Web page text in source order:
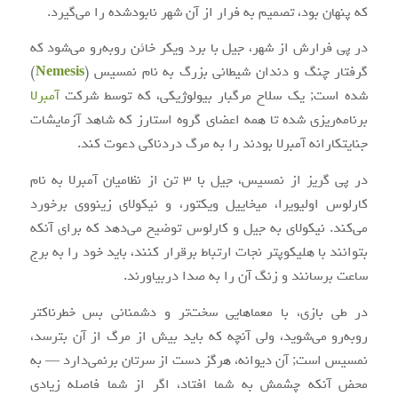
که پنهان بود، تصمیم به فرار از آن شهر نابودشده را می‌گیرد.
در پی فرارش از شهر، جیل با برد ویکر خائن روبه‌رو می‌شود که
گرفتار چنگ و دندان شیطانی بزرگ به نام نمسیس (Nemesis
)
شده است; یک سلاح مرگبار بیولوژیکی، که توسط شرکتآمبرلا
برنامه‌ریزی شده تا همه اعضای گروه استارز که شاهد آزمایشات
جنایتکارانه آمبرلا بودند را به مرگ دردناکی دعوت کند.
در پی گریز از نمسیس، جیل با ۳ تن از نظامیان آمبرلا به نام
کارلوس اولیویرا، میخاییل ویکتور، و نیکولای زینووی برخورد
می‌کند. نیکولای به جیل و کارلوس توضیح می‌دهد که برای آنکه
بتوانند با هلیکوپتر نجات ارتباط برقرار کنند، باید خود را به برج
ساعت برسانند و زنگ آن را به صدا دربیاورند.
در طی بازی، با معماهایی سخت‌تر و دشمنانی بس خطرناکتر
روبه‌رو می‌شوید، ولی آنچه که باید بیش از مرگ از آن بترسد،
نمسیس است; آن دیوانه، هرگز دست از سرتان برنمی‌دارد — به
محض آنکه چشمش به شما افتاد، اگر از شما فاصله زیادی